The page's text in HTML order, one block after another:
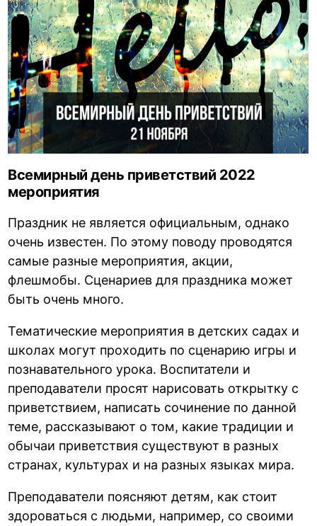
Всемирный день приветствий 2022
мероприятия
Праздник не является официальным, однако
очень известен. По этому поводу проводятся
самые разные мероприятия, акции,
флешмобы. Сценариев для праздника может
быть очень много.
Тематические мероприятия в детских садах и
школах могут проходить по сценарию игры и
познавательного урока. Воспитатели и
преподаватели просят нарисовать открытку с
приветствием, написать сочинение по данной
теме, рассказывают о том, какие традиции и
обычаи приветствия существуют в разных
странах, культурах и на разных языках мира.
Преподаватели поясняют детям, как стоит
здороваться с людьми, например, со своими